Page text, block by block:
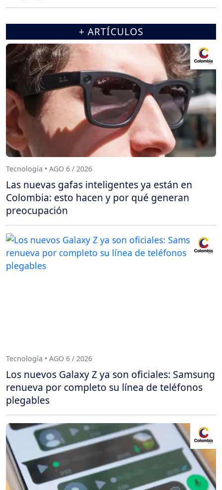
+ ARTÍCULOS
Tecnología • AGO 6 / 2026
Las nuevas gafas inteligentes ya están en
Colombia: esto hacen y por qué generan
preocupación
Tecnología • AGO 6 / 2026
Los nuevos Galaxy Z ya son oficiales: Samsung
renueva por completo su línea de teléfonos
plegables